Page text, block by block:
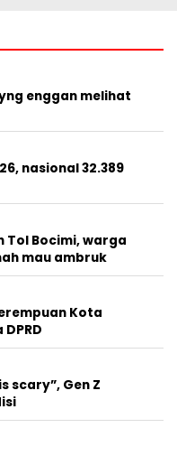
enggan melihat
nasional 32.389
Tol Bocimi, warga
mau ambruk
Kota
scary”, Gen Z